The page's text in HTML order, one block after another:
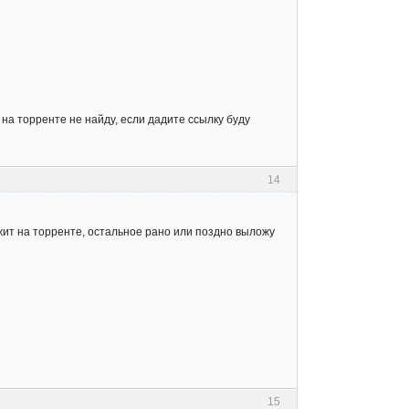
торренте не найду, если дадите ссылку буду
14
на торренте, остальное рано или поздно выложу
15